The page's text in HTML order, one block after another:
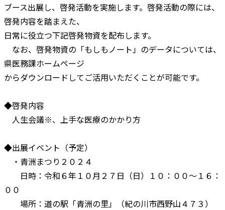
ブース出展し、啓発活動を実施します。啓発活動の際には、
啓発内容を踏まえた、
日常に役立つ下記啓発物資を配布します。
なお、啓発物資の「もしもノート」のデータについては、
県医務課ホームページ
からダウンロードしてご活用いただくことが可能です。
◆啓発内容
人生会議※、上手な医療のかかり方
◆出展イベント（予定）
・青洲まつり２０２４
日時：令和６年１０月２７日（日）１０：００～１６：
００
場所：道の駅「青洲の里」（紀の川市西野山４７３）